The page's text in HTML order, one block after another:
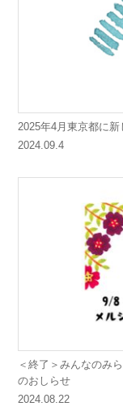
2025年4月東京都に
2024.09.4
＜終了＞みんなのみ
のおしらせ
2024.08.22